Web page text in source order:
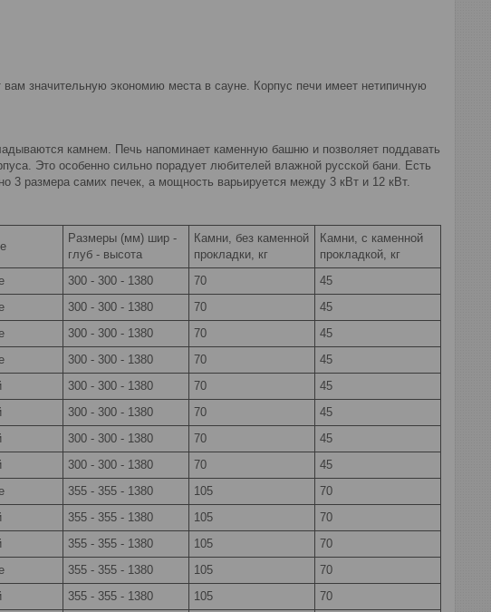
значительную экономию места в сауне. Корпус печи имеет нетипичную
камнем. Печь напоминает каменную башню и позволяет поддавать
Это особенно сильно порадует любителей влажной русской бани. Есть
3 размера самих печек, а мощность варьируется между 3 кВт и 12 кВт.
Размеры (мм) шир -
глуб - высота
Камни, без каменной
прокладки, кг
Камни, с каменной
прокладкой, кг
300 - 300 - 1380 70
45
300 - 300 - 1380 70
45
300 - 300 - 1380 70
45
300 - 300 - 1380 70
45
300 - 300 - 1380 70
45
300 - 300 - 1380 70
45
300 - 300 - 1380 70
45
300 - 300 - 1380 70
45
355 - 355 - 1380 105
70
355 - 355 - 1380 105
70
355 - 355 - 1380 105
70
355 - 355 - 1380 105
70
355 - 355 - 1380 105
70